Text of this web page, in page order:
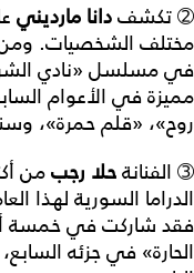
➁ تكشفدانا مارديني
مختلف الشخصيات. ومن
في مسلسل «نادي
مميزة في الأعوام
روح»، «قلم حمرة»،
➂ الفنانةحلا رجبمن
الدراما السورية لهذا
فقد شاركت في خمسة
الحارة» في جزئه